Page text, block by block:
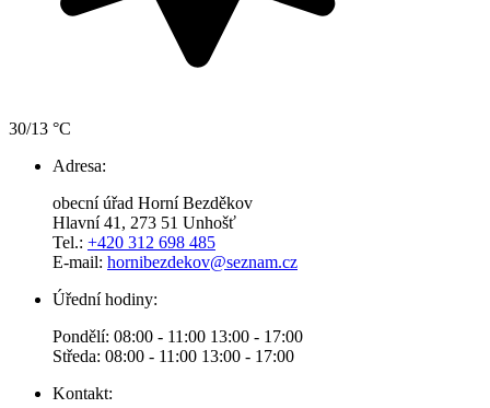
30/13 °C
Adresa:
obecní úřad Horní Bezděkov
Hlavní 41, 273 51 Unhošť
Tel.: +420 312 698 485
E-mail: hornibezdekov@seznam.cz
Úřední hodiny:
Pondělí: 08:00 - 11:00 13:00 - 17:00
Středa: 08:00 - 11:00 13:00 - 17:00
Kontakt: